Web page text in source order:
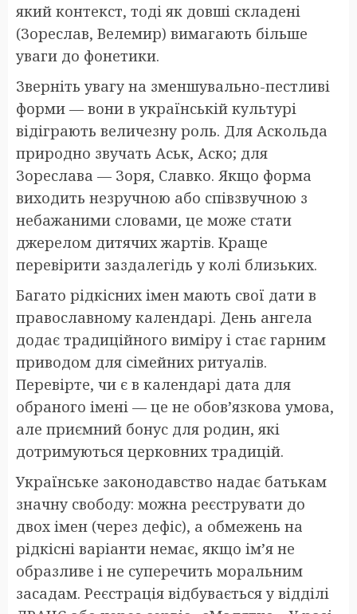
який контекст, тоді як довші складені
(Зореслав, Велемир) вимагають більше
уваги до фонетики.
Зверніть увагу на зменшувально-пестливі
форми — вони в українській культурі
відіграють величезну роль. Для Аскольда
природно звучать Аськ, Аско; для
Зореслава — Зоря, Славко. Якщо форма
виходить незручною або співзвучною з
небажаними словами, це може стати
джерелом дитячих жартів. Краще
перевірити заздалегідь у колі близьких.
Багато рідкісних імен мають свої дати в
православному календарі. День ангела
додає традиційного виміру і стає гарним
приводом для сімейних ритуалів.
Перевірте, чи є в календарі дата для
обраного імені — це не обов’язкова умова,
але приємний бонус для родин, які
дотримуються церковних традицій.
Українське законодавство надає батькам
значну свободу: можна реєструвати до
двох імен (через дефіс), а обмежень на
рідкісні варіанти немає, якщо ім’я не
образливе і не суперечить моральним
засадам. Реєстрація відбувається у відділі